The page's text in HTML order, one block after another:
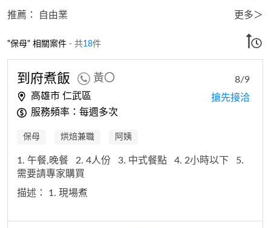
推薦： 自由業 更多＞
"保母" 相關案件 - 共18件
到府煮飯 黃〇
高雄市 仁武區
服務頻率：每週多次
8/9
搶先接洽
保母 烘焙兼職 阿姨
1. 午餐,晚餐 2. 4人份 3. 中式餐點 4. 2小時以下
5.
需要請專家購買
描述： 1. 現場煮